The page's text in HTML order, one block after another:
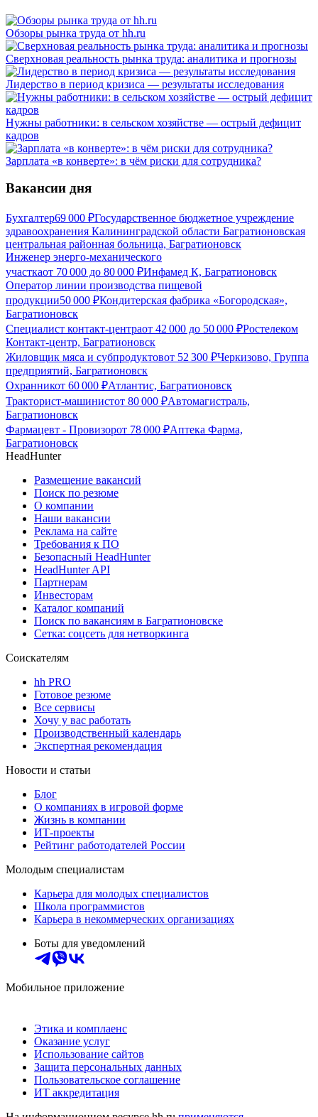
Обзоры рынка труда от hh.ru
Сверхновая реальность рынка труда: аналитика и прогнозы
Лидерство в период кризиса — результаты исследования
Нужны работники: в сельском хозяйстве — острый дефицит
кадров
Зарплата «в конверте»: в чём риски для сотрудника?
Вакансии дня
Бухгалтер69 000 ₽Государственное бюджетное учреждение
здравоохранения Калининградской области Багратионовская
центральная районная больница, Багратионовск
Инженер энерго-механического
участкаот 70 000 до 80 000 ₽Инфамед К, Багратионовск
Оператор линии производства пищевой
продукции50 000 ₽Кондитерская фабрика «Богородская»,
Багратионовск
Специалист контакт-центраот 42 000 до 50 000 ₽Ростелеком
Контакт-центр, Багратионовск
Жиловщик мяса и субпродуктовот 52 300 ₽Черкизово, Группа
предприятий, Багратионовск
Охранникот 60 000 ₽Атлантис, Багратионовск
Тракторист-машинистот 80 000 ₽Автомагистраль,
Багратионовск
Фармацевт - Провизорот 78 000 ₽Аптека Фарма,
Багратионовск
HeadHunter
Размещение вакансий
Поиск по резюме
О компании
Наши вакансии
Реклама на сайте
Требования к ПО
Безопасный HeadHunter
HeadHunter API
Партнерам
Инвесторам
Каталог компаний
Поиск по вакансиям в Багратионовске
Сетка: соцсеть для нетворкинга
Соискателям
hh PRO
Готовое резюме
Все сервисы
Хочу у вас работать
Производственный календарь
Экспертная рекомендация
Новости и статьи
Блог
О компаниях в игровой форме
Жизнь в компании
ИТ-проекты
Рейтинг работодателей России
Молодым специалистам
Карьера для молодых специалистов
Школа программистов
Карьера в некоммерческих организациях
Боты для уведомлений
Мобильное приложение
Этика и комплаенс
Оказание услуг
Использование сайтов
Защита персональных данных
Пользовательское соглашение
ИТ аккредитация